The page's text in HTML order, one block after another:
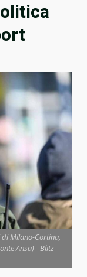
Milano-Cortina,
Ansa) - Blitz